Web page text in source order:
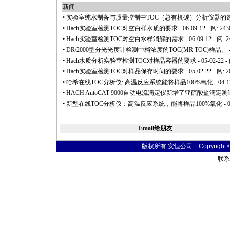
新闻
• 实验室纯水制备与质量控制中TOC（总有机碳）分析仪器的
• Hach实验室检测TOC对空白样水质的要求 - 06-09-12 - 阅:
• Hach实验室检测TOC对空白水样消解的需求 - 06-09-12 - 阅:
• DR/2000型分光光度计检测中档浓度的TOC(MR TOC)样品。
• Hach水质分析实验室检测TOC对样品容器的要求 - 05-02-22 -
• Hach实验室检测TOC对样品保存时间的要求 - 05-02-22 - 阅:
• 哈希在线TOC分析仪: 高温反应系统能将样品100%氧化 - 04-
• HACH AutoCAT 9000自动电流滴定仪新增了亚硫酸盐滴定测
• 新型在线TOC分析仪：高温反应系统，能将样品100%氧化 -
Email给朋友
版权所有 安恒公司 Copyright
联